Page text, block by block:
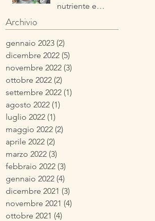
nutriente e
autunnale
Archivio
gennaio 2023 (2)
dicembre 2022 (5)
novembre 2022 (3)
ottobre 2022 (2)
settembre 2022 (1)
agosto 2022 (1)
luglio 2022 (1)
maggio 2022 (2)
aprile 2022 (2)
marzo 2022 (3)
febbraio 2022 (3)
gennaio 2022 (4)
dicembre 2021 (3)
novembre 2021 (4)
ottobre 2021 (4)